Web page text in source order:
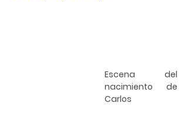
Escena del
nacimiento de
Carlos